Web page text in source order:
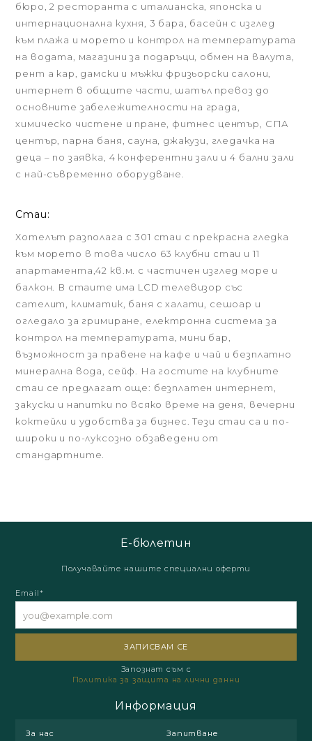
бюро, 2 ресторанта с италианска, японска и
интернационална кухня, 3 бара, басейн с изглед
към плажа и морето и контрол на температурата
на водата, магазини за подаръци, обмен на валута,
рент а кар, дамски и мъжки фризьорски салони,
интернет в общите части, шатъл превоз до
основните забележителности на града,
химическо чистене и пране, фитнес център, СПА
център, парна баня, сауна, джакузи, гледачка на
деца – по заявка, 4 конферентни зали и 4 бални зали
с най-съвременно оборудване.
Стаи:
Хотелът разполага с 301 стаи с прекрасна гледка
към морето в това число 63 клубни стаи и 11
апартамента,42 кв.м. с частичен изглед море и
балкон. В стаите има LCD телевизор със
сателит, климатик, баня с халати, сешоар и
огледало за гримиране, електронна система за
контрол на температурата, мини бар,
възможност за правене на кафе и чай и безплатно
минерална вода, сейф. На гостите на клубните
стаи се предлагат още: безплатен интернет,
закуски и напитки по всяко време на деня, вечерни
коктейли и удобства за бизнес. Тези стаи са и по-
широки и по-луксозно обзаведени от
стандартните.
Е-бюлетин
Получавайте нашите специални оферти
Email*
Запознат съм с
Политика за защита на лични данни
Информация
За нас
Запитване